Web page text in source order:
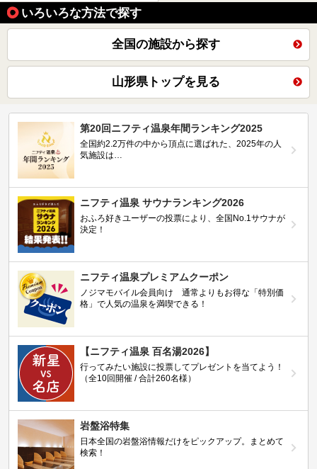
いろいろな方法で探す
全国の施設から探す
山形県トップを見る
第20回ニフティ温泉年間ランキング2025
全国約2.2万件の中から頂点に選ばれた、2025年の人
気施設は…
ニフティ温泉 サウナランキング2026
おふろ好きユーザーの投票により、全国No.1サウナが
決定！
ニフティ温泉プレミアムクーポン
ノジマモバイル会員向け 通常よりもお得な「特別価
格」で人気の温泉を満喫できる！
【ニフティ温泉 百名湯2026】
行ってみたい施設に投票してプレゼントを当てよう！
（全10回開催 / 合計260名様）
岩盤浴特集
日本全国の岩盤浴情報だけをピックアップ。まとめて
検索！